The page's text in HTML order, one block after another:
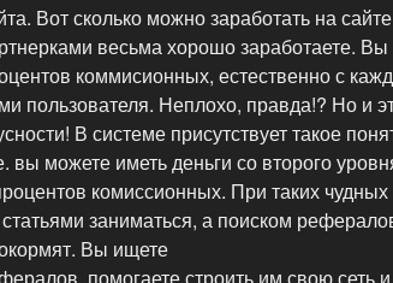
Вот сколько можно заработать на
весьма хорошо заработаете.
коммисионных, естественно с
пользователя. Неплохо, правда!? Но и
В системе присутствует такое
вы можете иметь деньги со второго
комиссионных. При таких
заниматься, а поиском
Вы ищете